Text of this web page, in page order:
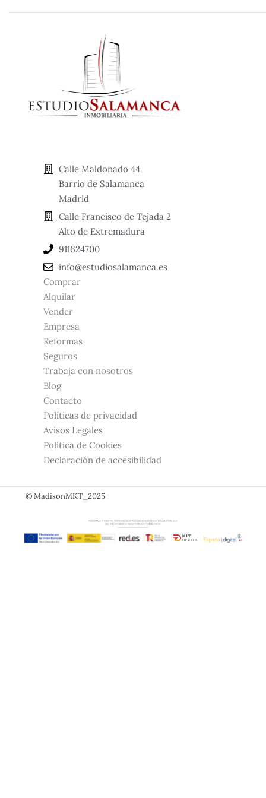
Calle Maldonado 44
Barrio de Salamanca
Madrid
Calle Francisco de Tejada 2
Alto de Extremadura
911624700
info@estudiosalamanca.es​
Comprar
Alquilar
Vender
Empresa
Reformas
Seguros
Trabaja con nosotros
Blog
Contacto
Políticas de privacidad
Avisos Legales
Política de Cookies
Declaración de accesibilidad
© MadisonMKT_2025